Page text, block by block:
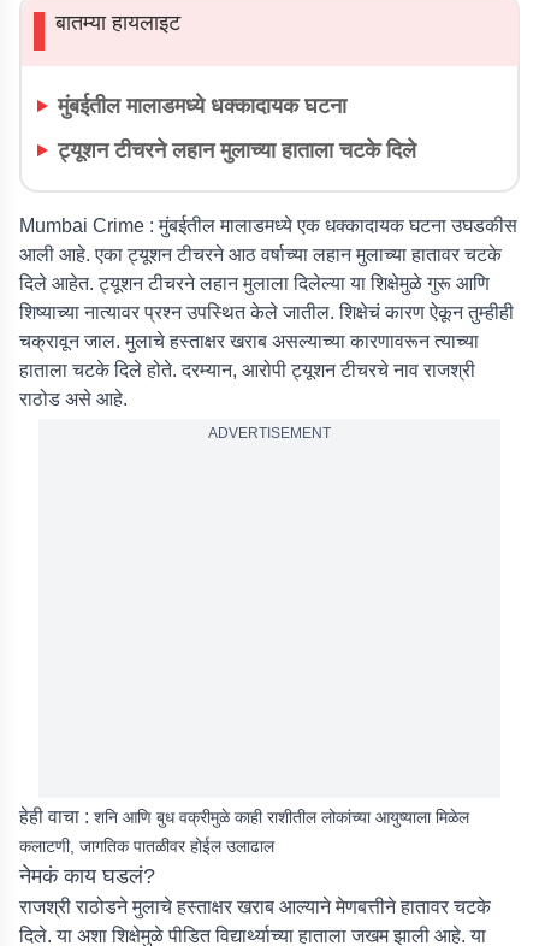
▌बातम्या हायलाइट
मुंबईतील मालाडमध्ये धक्कादायक घटना
ट्यूशन टीचरने लहान मुलाच्या हाताला चटके दिले
Mumbai Crime :मुंबईतील मालाडमध्ये एक धक्कादायक घटना उघडकीस
आली आहे. एका ट्यूशन टीचरने आठ वर्षाच्या लहान मुलाच्या हातावर चटके
दिले आहेत. ट्यूशन टीचरने लहान मुलाला दिलेल्या या शिक्षेमुळे गुरू आणि
शिष्याच्या नात्यावर प्रश्न उपस्थित केले जातील. शिक्षेचं कारण ऐकून तुम्हीही
चक्रावून जाल. मुलाचे हस्ताक्षर खराब असल्याच्या कारणावरून त्याच्या
हाताला चटके दिले होते. दरम्यान, आरोपी ट्यूशन टीचरचे नाव राजश्री
राठोड असे आहे.
ADVERTISEMENT
हेही वाचा : शनि आणि बुध वक्रीमुळे काही राशीतील लोकांच्या आयुष्याला मिळेल
कलाटणी, जागतिक पातळीवर होईल उलाढाल
नेमकं काय घडलं?
राजश्री राठोडने मुलाचे हस्ताक्षर खराब आल्याने मेणबत्तीने हातावर चटके
दिले. या अशा शिक्षेमुळे पीडित विद्यार्थ्याच्या हाताला जखम झाली आहे. या